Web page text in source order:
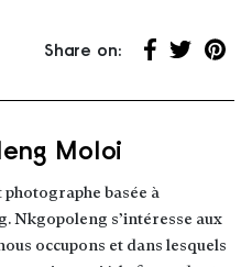
Share on: Partager sur
Partager
Moloi
photographe basée à
Nkgopoleng s’intéresse aux
occupons et dans lesquels